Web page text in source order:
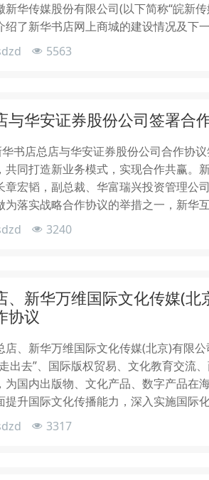
新华传媒股份有限公司(以下简称“皖新
绍了新华书店网上商城的建设情况及下
5563
与华安证券股份公司签署合
书店总店与华安证券股份公司合作协
共同打造新业务模式，实现合作共赢。
章宏韬，副总裁、华富瑞兴投资管理公
为落实战略合作协议的举措之一，新华
3240
、新华万维国际文化传媒(
协议
店、新华万维国际文化传媒(北京)有限
出去”、国际版权贸易、文化教育交流
为国内出版物、文化产品、数字产品在
升国际文化传播能力，深入实施国际
3317